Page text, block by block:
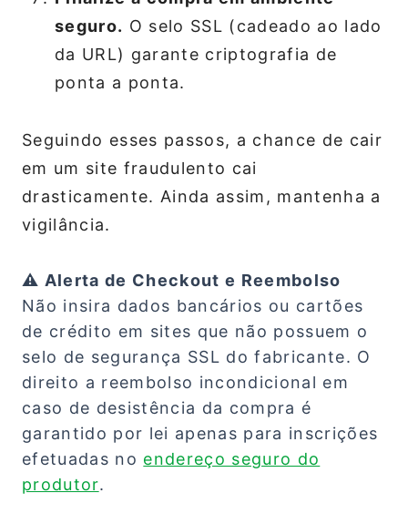
seguro. O selo SSL (cadeado ao lado
da URL) garante criptografia de
ponta a ponta.
Seguindo esses passos, a chance de cair
em um site fraudulento cai
drasticamente. Ainda assim, mantenha a
vigilância.
⚠️ Alerta de Checkout e Reembolso
Não insira dados bancários ou cartões
de crédito em sites que não possuem o
selo de segurança SSL do fabricante. O
direito a reembolso incondicional em
caso de desistência da compra é
garantido por lei apenas para inscrições
efetuadas no endereço seguro do
produtor.